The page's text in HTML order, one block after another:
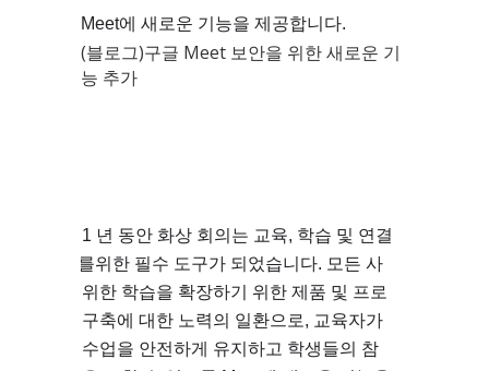
Meet에 새로운 기능을 제공합니다.
‎(블로그)‎구글 Meet 보안을 위한 새로운 기
능 추가